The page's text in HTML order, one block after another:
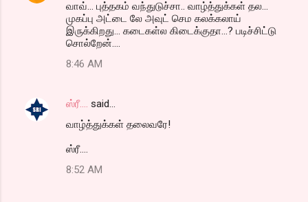
வாவ்... புத்தகம் வந்துடுச்சா.. வாழ்த்துக்கள் தல...
முகப்பு அட்டை லே அவுட் செம கலக்கலாய்
இருக்கிறது... கடைகள்ல கிடைக்குதா...? படிச்சிட்டு
சொல்றேன்....
8:46 AM
ஸ்ரீ....
said…
வாழ்த்துக்கள் தலைவரே!
ஸ்ரீ....
8:52 AM